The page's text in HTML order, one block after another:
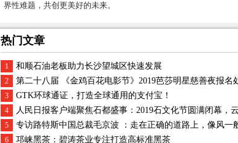
界性难题，共创更美好的未来。
热门文章
1 和顺石油老板助力长沙望城区快速发展
2 第二十八届 《金鸡百花电影节》2019芭莎明星慈善夜报名
3 GTK环球通证，打造全球通用的支付宝！
4 人民日报客户端聚焦石都盛事：2019石文化节圆满闭幕，
5 专访路特斯中国总裁毛京波 ：走在正确的道路上，像风一
6 邛崃黑茶：碧涛茶业专注打造高标准黑茶